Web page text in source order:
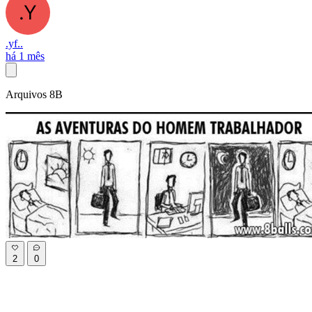
.yf..
há 1 mês
Arquivos 8B
2 0